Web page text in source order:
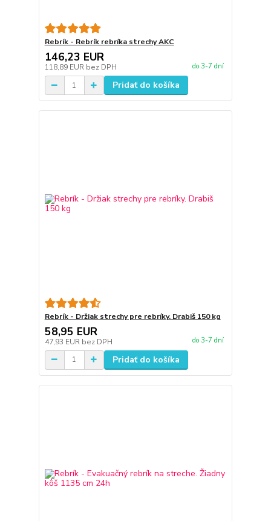
Rebrík - Rebrík rebríka strechy AKC
146,23 EUR
118,89 EUR bez DPH do 3-7 dní
Pridať do košíka
Rebrík - Držiak strechy pre rebríky. Drabiš 150 kg
58,95 EUR
47,93 EUR bez DPH do 3-7 dní
Pridať do košíka